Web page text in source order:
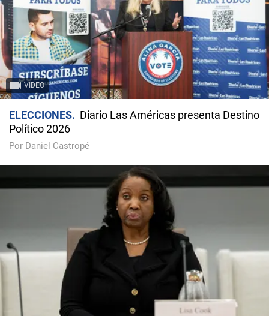
VIDEO
ELECCIONES
Diario Las Américas presenta Destino
Político 2026
Por Daniel Castropé